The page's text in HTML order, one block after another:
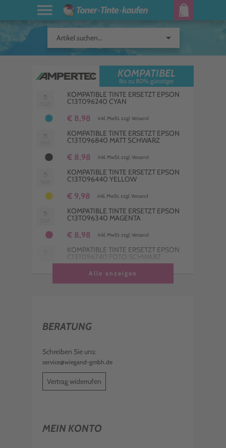
Artikel suchen... arrow_drop_down
KOMPATIBEL
Bis zu 80% günstiger
KOMPATIBLE TINTE ERSETZT EPSON
C13T096240 CYAN
€ 8,98 inkl. MwSt. zzgl. Versand
KOMPATIBLE TINTE ERSETZT EPSON
C13T096840 MATT SCHWARZ
€ 8,98 inkl. MwSt. zzgl. Versand
KOMPATIBLE TINTE ERSETZT EPSON
C13T096440 YELLOW
€ 9,98 inkl. MwSt. zzgl. Versand
KOMPATIBLE TINTE ERSETZT EPSON
C13T096340 MAGENTA
€ 8,98 inkl. MwSt. zzgl. Versand
KOMPATIBLE TINTE ERSETZT EPSON
C13T096740 FOTO SCHWARZ
€ 9,98 inkl. MwSt. zzgl. Versand
Alle anzeigen
BERATUNG
Schreiben Sie uns:
service@wiegand-gmbh.de
Vertrag widerrufen
MEIN KONTO